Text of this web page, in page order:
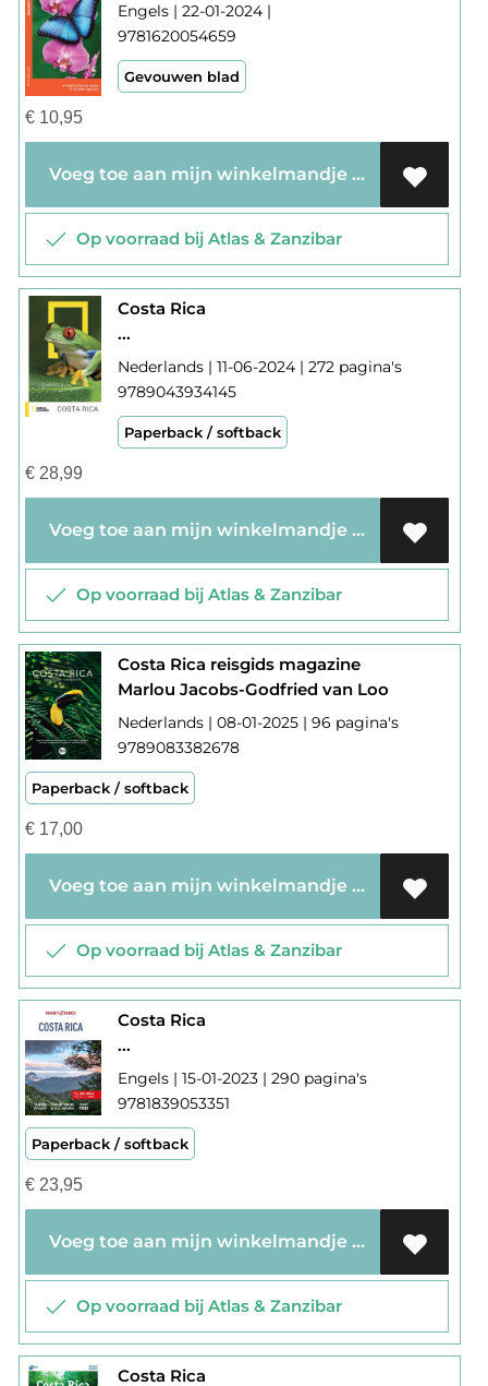
Engels | 22-01-2024 |
9781620054659
Gevouwen blad
€10,95
Voeg toe aan mijn winkelmandje
Op voorraad bij Atlas & Zanzibar
Costa Rica
...
Nederlands | 11-06-2024 | 272 pagina's
9789043934145
Paperback / softback
€28,99
Voeg toe aan mijn winkelmandje
Op voorraad bij Atlas & Zanzibar
Costa Rica reisgids magazine
Marlou Jacobs-Godfried van Loo
Nederlands | 08-01-2025 | 96 pagina's
9789083382678
Paperback / softback
€17,00
Voeg toe aan mijn winkelmandje
Op voorraad bij Atlas & Zanzibar
Costa Rica
...
Engels | 15-01-2023 | 290 pagina's
9781839053351
Paperback / softback
€23,95
Voeg toe aan mijn winkelmandje
Op voorraad bij Atlas & Zanzibar
Costa Rica